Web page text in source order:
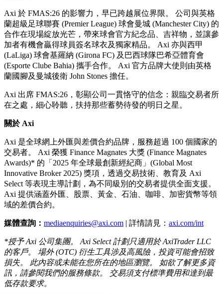
Axi 於 FMAS:26 的影響力，早已跨越展位界限。 公司與英格
蘭超級足球聯賽 (Premier League) 球會曼城 (Manchester City) 的
合作在現場綻放光芒，帶來球會官方紀念品、吉祥物，並讓參
加者有機會贏得球員簽名球衣及獨家精品。 Axi 亦與西甲
(LaLiga) 球會基羅納 (Girona FC) 及巴西球隊巴希亞體育會
(Esporte Clube Bahia) 攜手合作。 Axi 官方品牌大使則由英格
蘭國腳及曼城後衛 John Stones 擔任。
Axi 出席 FMAS:26，彰顯公司一貫恪守的信念：親臨交易者所
在之處，細心聆聽，扶持那些蓄勢待發的明日之星。
關於 Axi
Axi 是全球網上外匯與差價合約品牌，服務超過 100 個國家的
交易者。 Axi 榮獲 Finance Magnates 大獎 (Finance Magnates
Awards)* 的「2025 年全球最創新經紀商」(Global Most
Innovative Broker 2025) 獎項，透過交易技術、教育及 Axi
Select 等表現主導計劃，為不同級別的交易者提供全面支援。
Axi 提供涵蓋外匯、股票、黃金、石油、咖啡、加密貨幣等領
域的差價合約。
媒體查詢： mediaenquiries@axi.com | 詳情請見： axi.com/int
*授予 Axi 公司集團。 Axi Select 計劃只適用於 AxiTrader LLC
的客戶。 場外 (OTC) 衍生工具涉及高風險，投資可能會招致
損失。 此內容或未能在您所在的地區瀏覽。 如欲了解更多資
訊，請參閱我們的服務條款。 交易須支付標準費用和達到最
低存款要求。